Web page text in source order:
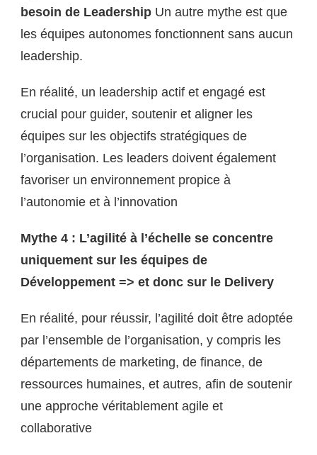
besoin de Leadership Un autre mythe est que
les équipes autonomes fonctionnent sans aucun
leadership.
En réalité, un leadership actif et engagé est
crucial pour guider, soutenir et aligner les
équipes sur les objectifs stratégiques de
l’organisation. Les leaders doivent également
favoriser un environnement propice à
l’autonomie et à l’innovation
Mythe 4 : L’agilité à l’échelle se concentre
uniquement sur les équipes de
Développement => et donc sur le Delivery
En réalité, pour réussir, l’agilité doit être adoptée
par l’ensemble de l’organisation, y compris les
départements de marketing, de finance, de
ressources humaines, et autres, afin de soutenir
une approche véritablement agile et
collaborative